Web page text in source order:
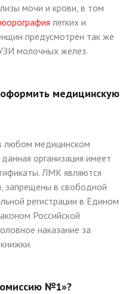
мочи и крови, в том
легких и
предусмотрен так же
молочных желез.
медицинскую
любом медицинском
организация имеет
ЛМК являются
запрещены в свободной
регистрации в Едином
Российской
наказание за
№1»?